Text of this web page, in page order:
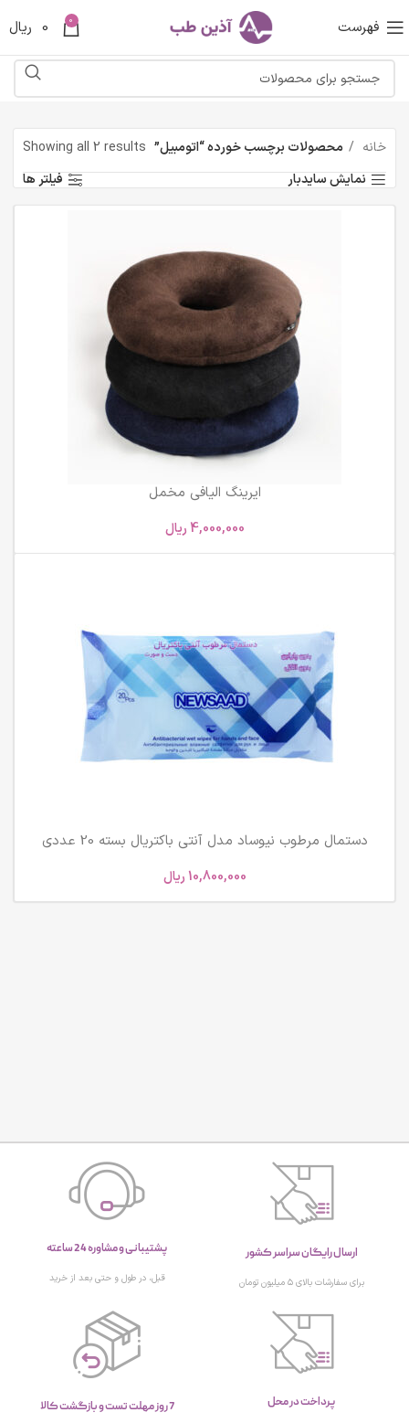
فهرست 0
0 ریال
خانه محصولات برچسب خورده “اتومبیل” Showing all 2 results
نمایش سایدبار
فیلتر ها
ایرینگ الیافی مخمل
4,000,000 ریال
دستمال مرطوب نیوساد مدل آنتی باکتریال بسته 20 عددی
10,800,000ریال
ارسال رایگان سراسر کشور
برای سفارشات بالای ۵ میلیون تومان
پشتیبانی و مشاوره 24 ساعته
قبل، در طول و حتی بعد از خرید
پرداخت در محل 7 روز مهلت تست و بازگشت کالا